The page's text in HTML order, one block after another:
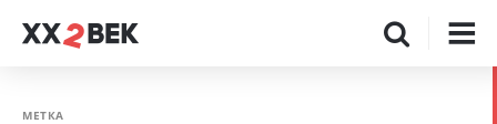
МЕТКА